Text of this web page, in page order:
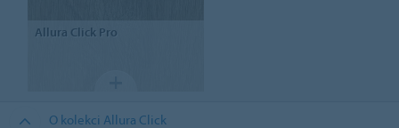
Allura Click Pro
O kolekci Allura Click